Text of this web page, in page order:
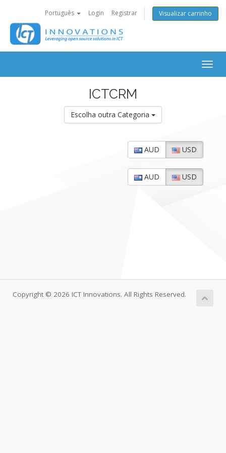
Português Login Registrar Visualizar carrinho
ICTCRM
Escolha outra Categoria
AUD USD
AUD USD
Copyright © 2026 ICT Innovations. All Rights Reserved.